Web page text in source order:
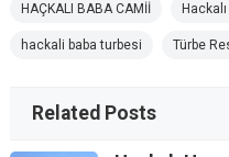
HAÇKALI BABA CAMİİ
hackali baba turbesi Türbe
Related Posts